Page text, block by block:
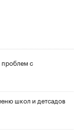
проблем с
школ и детсадов